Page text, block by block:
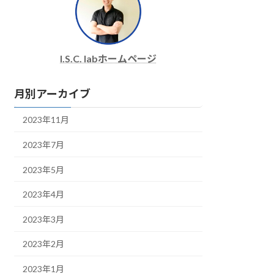
I.S.C. labホームページ
月別アーカイブ
2023年11月
2023年7月
2023年5月
2023年4月
2023年3月
2023年2月
2023年1月